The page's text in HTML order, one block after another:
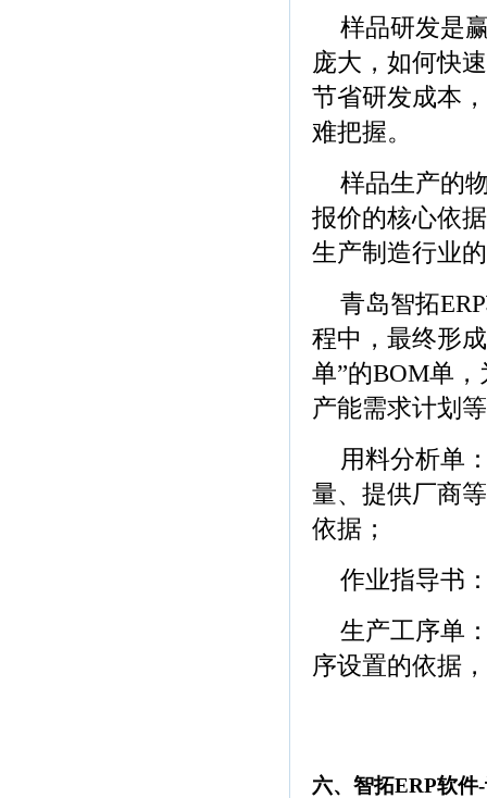
样品研发是
庞大，如何快
节省研发成本
难把握。
样品生产的
报价的核心依
生产制造行业
青岛智拓
程中，最终形
单”的BOM单
产能需求计划
用料分析单
量、提供厂商
依据；
作业指导书
生产工序单
序设置的依据
六、智拓ERP软